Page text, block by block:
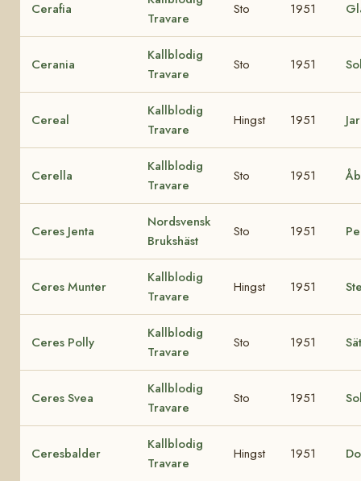
Cerafia
Travare
Sto 1951
Cerania
Kallblodig
Travare
Sto 1951
Cereal
Kallblodig
Travare
Hingst 1951
Cerella
Kallblodig
Travare
Sto 1951
Ceres Jenta
Nordsvensk
Brukshäst
Sto 1951
Ceres Munter
Kallblodig
Travare
Hingst 1951
Ceres Polly
Kallblodig
Travare
Sto 1951
Ceres Svea
Kallblodig
Travare
Sto 1951
Ceresbalder
Kallblodig
Travare
Hingst 1951